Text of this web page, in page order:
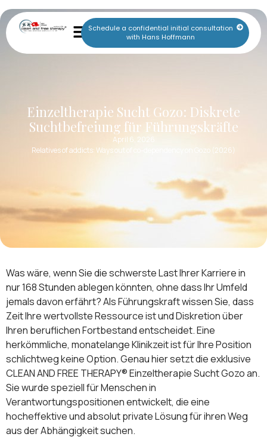
Schedule a confidential initial consultation
with Hans Hoffmann
Einzeltherapie Sucht Gozo: Diskrete
Suchtbefreiung für Führungskräfte
April 6, 2026
Relatives of addicts: Ways out of co-dependency on Gozo (2026)
Was wäre, wenn Sie die schwerste Last Ihrer Karriere in
nur 168 Stunden ablegen könnten, ohne dass Ihr Umfeld
jemals davon erfährt? Als Führungskraft wissen Sie, dass
Zeit Ihre wertvollste Ressource ist und Diskretion über
Ihren beruflichen Fortbestand entscheidet. Eine
herkömmliche, monatelange Klinikzeit ist für Ihre Position
schlichtweg keine Option. Genau hier setzt die exklusive
CLEAN AND FREE THERAPY® Einzeltherapie Sucht Gozo an.
Sie wurde speziell für Menschen in
Verantwortungspositionen entwickelt, die eine
hocheffektive und absolut private Lösung für ihren Weg
aus der Abhängigkeit suchen.